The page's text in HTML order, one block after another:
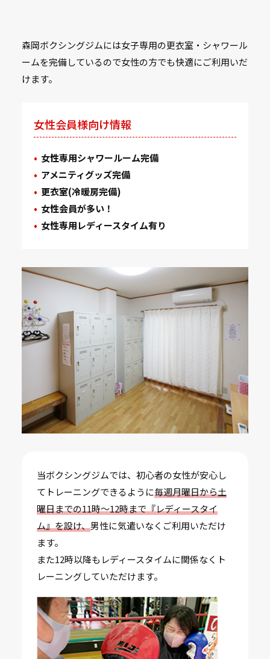
森岡ボクシングジムには女子専用の更衣室・シャワール
ームを完備しているので女性の方でも快適にご利用いだ
けます。
女性会員様向け情報
女性専用シャワールーム完備
アメニティグッズ完備
更衣室(冷暖房完備)
女性会員が多い！
女性専用レディースタイム有り
当ボクシングジムでは、初心者の女性が安心し
てトレーニングできるように毎週月曜日から土
曜日までの11時～12時まで『レディースタイ
ム』を設け、男性に気遣いなくご利用いただけ
ます。
また12時以降もレディースタイムに関係なくト
レーニングしていただけます。